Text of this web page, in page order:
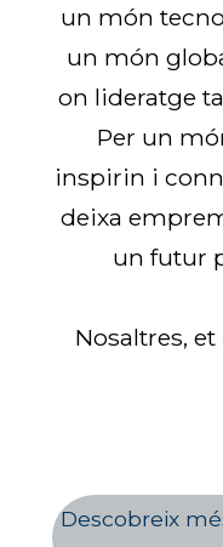
un món
un món
on lideratge
Per un
inspirin i
deixa
un futur
Nosaltres,
Descobreix